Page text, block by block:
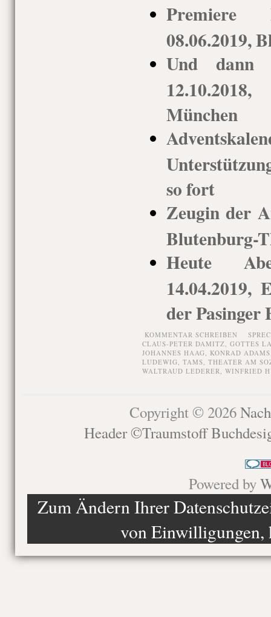
08.06.2019,
Und dann
München
so fort
Zeugin der
Blutenburg-
Heute
14.04.2019,
der Pasinger
KOMMENTAR SCHREIBEN
CLAUS-PETER DAMITZ, GOTTES
JOHANNES HAAG, KONRAD ADAMS
LUDEWIG, TAMS, THEATER AM
WALTRAUD LEDERER, WINFRIED
Copyright © 2026
Header ©Traumstoff
Powered by
Zum Ändern Ihrer
von